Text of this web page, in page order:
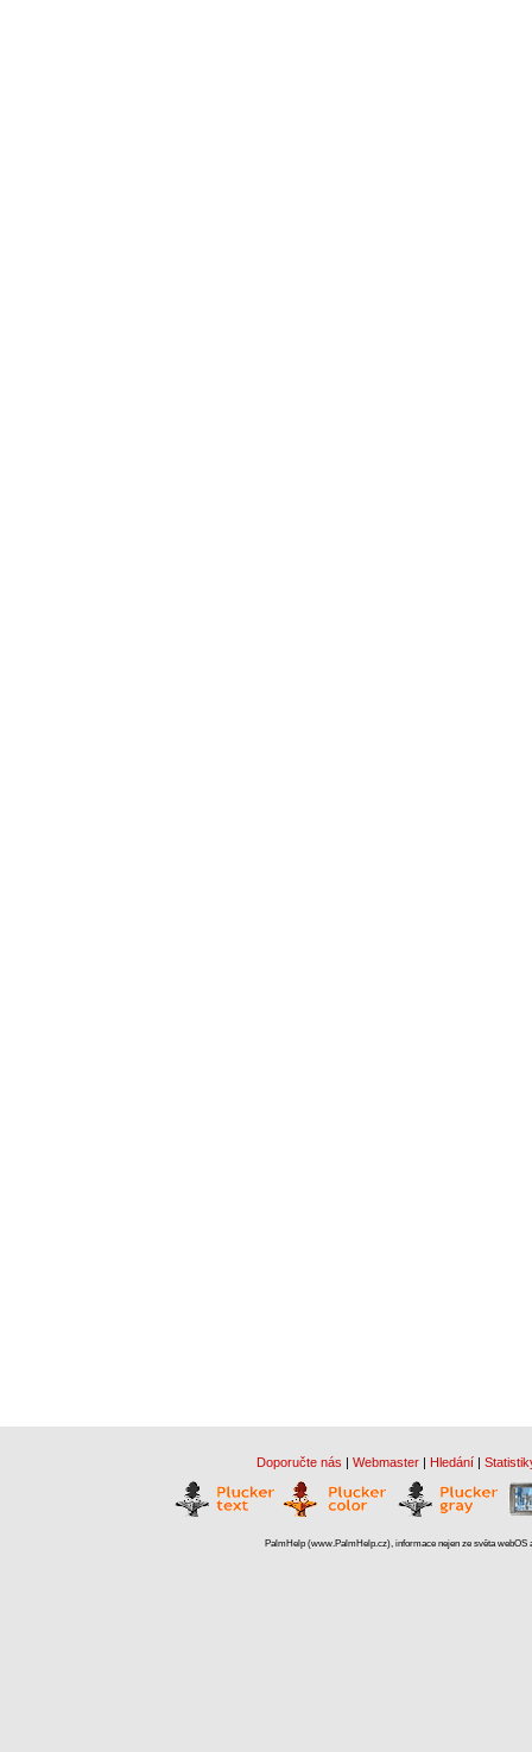
Doporučte nás | Webmaster | Hledání |
PalmHelp (www.PalmHelp.cz), informace nejen ze světa